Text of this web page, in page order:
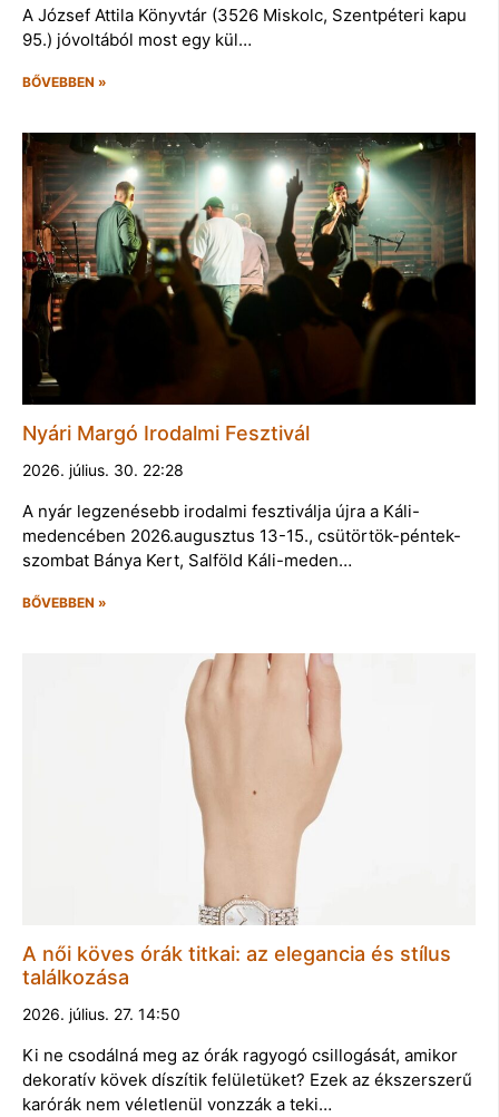
A József Attila Könyvtár (3526 Miskolc, Szentpéteri kapu
95.) jóvoltából most egy kül…
BŐVEBBEN »
Nyári Margó Irodalmi Fesztivál
2026. július. 30. 22:28
A nyár legzenésebb irodalmi fesztiválja újra a Káli-
medencében 2026.augusztus 13-15., csütörtök-péntek-
szombat Bánya Kert, Salföld Káli-meden…
BŐVEBBEN »
A női köves órák titkai: az elegancia és stílus
találkozása
2026. július. 27. 14:50
Ki ne csodálná meg az órák ragyogó csillogását, amikor
dekoratív kövek díszítik felületüket? Ezek az ékszerszerű
karórák nem véletlenül vonzzák a teki…